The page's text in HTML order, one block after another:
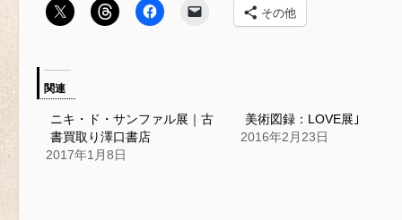
その他
関連
ニキ・ド・サンファル展｜古
書買取り澤口書店
2017年1月8日
美術図録：LOVE展｣
2016年2月23日